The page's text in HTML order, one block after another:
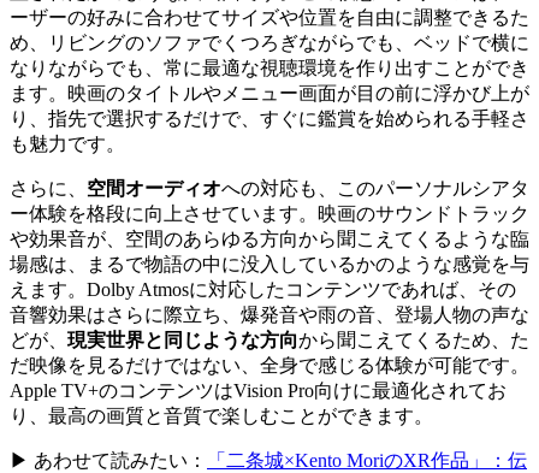
ーザーの好みに合わせてサイズや位置を自由に調整できるた
め、リビングのソファでくつろぎながらでも、ベッドで横に
なりながらでも、常に最適な視聴環境を作り出すことができ
ます。映画のタイトルやメニュー画面が目の前に浮かび上が
り、指先で選択するだけで、すぐに鑑賞を始められる手軽さ
も魅力です。
さらに、 空間オーディオへの対応も、このパーソナルシアタ
ー体験を格段に向上させています。映画のサウンドトラック
や効果音が、空間のあらゆる方向から聞こえてくるような臨
場感は、まるで物語の中に没入しているかのような感覚を与
えます。Dolby Atmosに対応したコンテンツであれば、その
音響効果はさらに際立ち、爆発音や雨の音、登場人物の声な
どが、 現実世界と同じような方向から聞こえてくるため、た
だ映像を見るだけではない、全身で感じる体験が可能です。
Apple TV+のコンテンツはVision Pro向けに最適化されてお
り、最高の画質と音質で楽しむことができます。
▶ あわせて読みたい：
「二条城×Kento MoriのXR作品」：伝